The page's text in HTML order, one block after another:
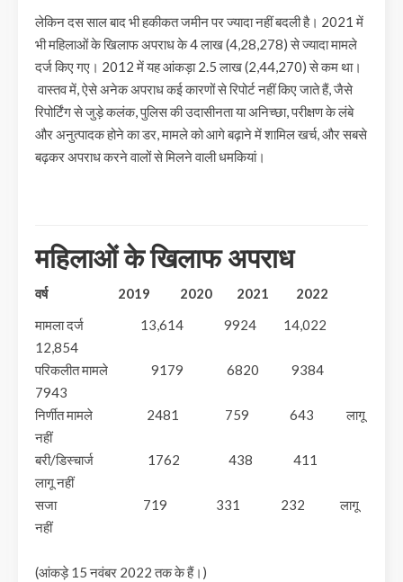
लेकिन दस साल बाद भी हकीकत जमीन पर ज्यादा नहीं बदली है। 2021 में
भी महिलाओं के खिलाफ अपराध के 4 लाख (4,28,278) से ज्यादा मामले
दर्ज किए गए। 2012 में यह आंकड़ा 2.5 लाख (2,44,270) से कम था।
वास्तव में, ऐसे अनेक अपराध कई कारणों से रिपोर्ट नहीं किए जाते हैं, जैसे
रिपोर्टिंग से जुड़े कलंक, पुलिस की उदासीनता या अनिच्छा, परीक्षण के लंबे
और अनुत्पादक होने का डर, मामले को आगे बढ़ाने में शामिल खर्च, और सबसे
बढ़कर अपराध करने वालों से मिलने वाली धमकियां।
महिलाओं के खिलाफ अपराध
वर्ष 2019 2020 2021 2022
मामला दर्ज 13,614 9924 14,022
12,854
परिकलीत मामले 9179 6820 9384
7943
निर्णीत मामले 2481 759 643 लागू
नहीं
बरी/डिस्चार्ज 1762 438 411
लागू नहीं
सजा 719 331 232 लागू
नहीं
(आंकड़े 15 नवंबर 2022 तक के हैं।)